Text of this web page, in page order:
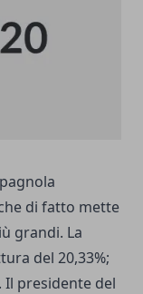
di fatto mette
grandi. La
del 20,33%;
Il presidente del